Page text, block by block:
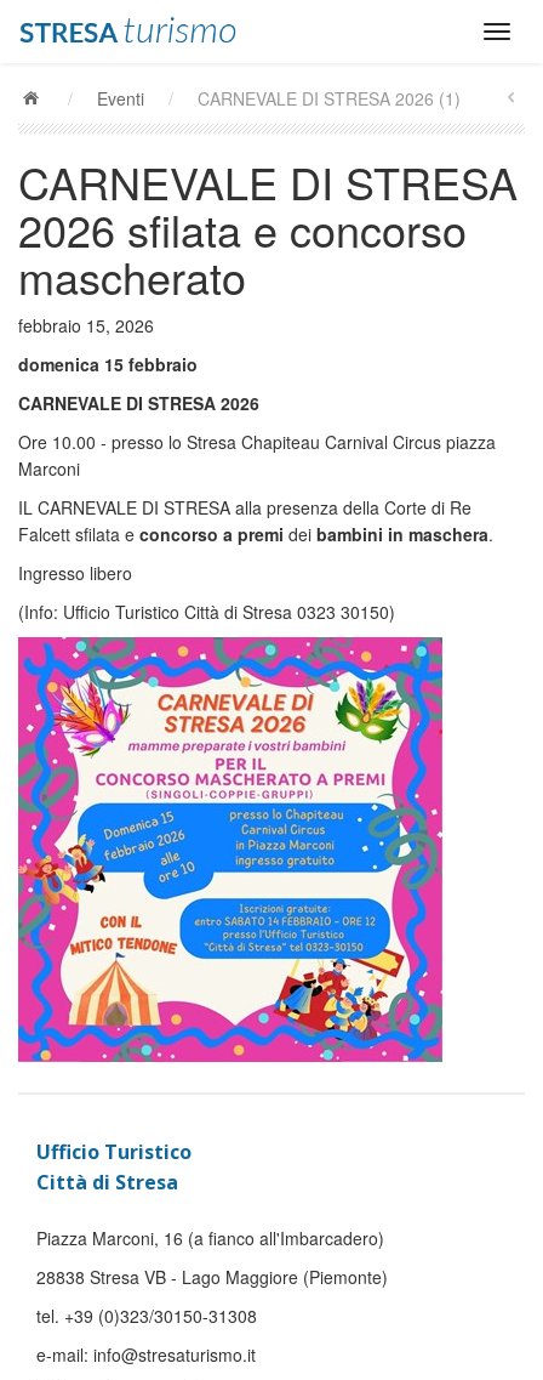
/ Eventi / CARNEVALE DI STRESA 2026 (1)
CARNEVALE DI STRESA
2026 sfilata e concorso
mascherato
febbraio 15, 2026
domenica 15 febbraio
CARNEVALE DI STRESA 2026
Ore 10.00 - presso lo Stresa Chapiteau Carnival Circus piazza
Marconi
IL CARNEVALE DI STRESA alla presenza della Corte di Re
Falcett sfilata e concorso a premi dei bambini in maschera.
Ingresso libero
(Info: Ufficio Turistico Città di Stresa 0323 30150)
Ufficio Turistico
Città di Stresa
Piazza Marconi, 16 (a fianco all'Imbarcadero)
28838 Stresa VB - Lago Maggiore (Piemonte)
tel. +39 (0)323/30150-31308
e-mail: info@stresaturismo.it